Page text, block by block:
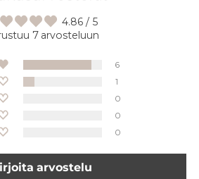
4.86 / 5
7 arvosteluun
6
1
0
0
0
arvostelu